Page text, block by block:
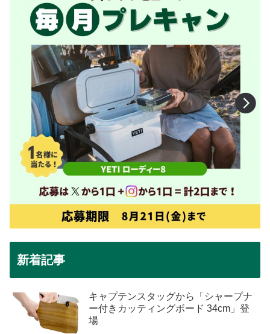
新着記事
キャプテンスタッグから「シャープナ
ー付きカッティングボード 34cm」登
場